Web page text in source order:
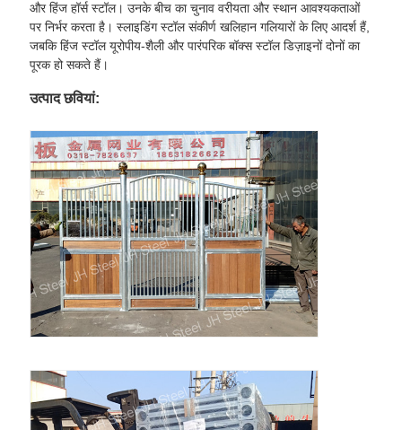
और हिंज हॉर्स स्टॉल। उनके बीच का चुनाव वरीयता और स्थान आवश्यकताओं
पर निर्भर करता है। स्लाइडिंग स्टॉल संकीर्ण खलिहान गलियारों के लिए आदर्श हैं,
जबकि हिंज स्टॉल यूरोपीय-शैली और पारंपरिक बॉक्स स्टॉल डिज़ाइनों दोनों का
पूरक हो सकते हैं।
उत्पाद छवियां: